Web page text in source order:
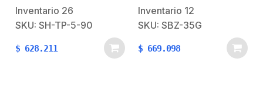
conectar, puede verlos
en ‘Accesorios
Opcionales’).Grado de
protección: IP
Inventario 26
SKU: SH-TP-5-90
$ 628.211
Inmersión en Caliente
(Hot Dip)Peso: 4.3
KgPara tramo STZ35G
Inventario 12
SKU: SBZ-35G
$ 669.098